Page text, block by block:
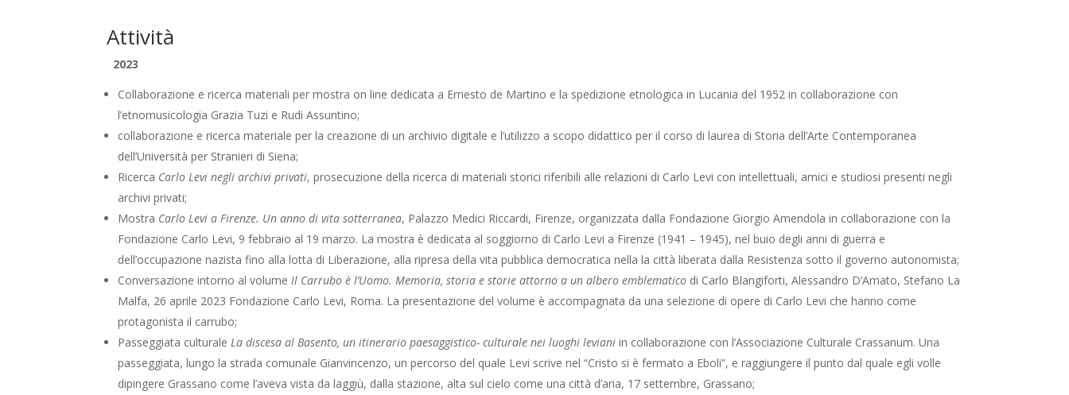
Attività
2023
Collaborazione e ricerca materiali per mostra on line dedicata a Ernesto de Martino e la spedizione etnologica in Lucania del 1952 in collaborazione con
l’etnomusicologia Grazia Tuzi e Rudi Assuntino;
collaborazione e ricerca materiale per la creazione di un archivio digitale e l’utilizzo a scopo didattico per il corso di laurea di Storia dell’Arte Contemporanea
dell’Università per Stranieri di Siena;
Ricerca Carlo Levi negli archivi privati, prosecuzione della ricerca di materiali storici riferibili alle relazioni di Carlo Levi con intellettuali, amici e studiosi presenti negli
archivi privati;
Mostra Carlo Levi a Firenze. Un anno di vita sotterranea, Palazzo Medici Riccardi, Firenze, organizzata dalla Fondazione Giorgio Amendola in collaborazione con la
Fondazione Carlo Levi, 9 febbraio al 19 marzo. La mostra è dedicata al soggiorno di Carlo Levi a Firenze (1941 – 1945), nel buio degli anni di guerra e
dell’occupazione nazista fino alla lotta di Liberazione, alla ripresa della vita pubblica democratica nella la città liberata dalla Resistenza sotto il governo autonomista;
Conversazione intorno al volumeIl Carrubo è l’Uomo. Memoria, storia e storie attorno a un albero emblematico di Carlo Blangiforti, Alessandro D’Amato, Stefano La
Malfa, 26 aprile 2023 Fondazione Carlo Levi, Roma. La presentazione del volume è accompagnata da una selezione di opere di Carlo Levi che hanno come
protagonista il carrubo;
Passeggiata culturaleLa discesa al Basento, un itinerario paesaggistico- culturale nei luoghi leviani in collaborazione con l’Associazione Culturale Crassanum. Una
passeggiata, lungo la strada comunale Gianvincenzo, un percorso del quale Levi scrive nel “Cristo si è fermato a Eboli”, e raggiungere il punto dal quale egli volle
dipingere Grassano come l’aveva vista da laggiù, dalla stazione, alta sul cielo come una città d’aria, 17 settembre, Grassano;